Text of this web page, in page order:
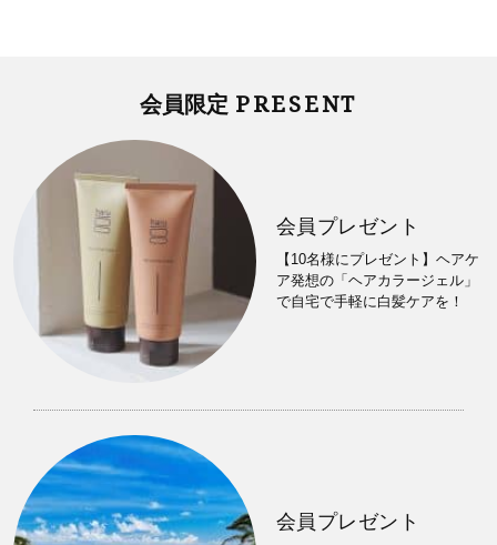
会員限定 PRESENT
会員プレゼント
【10名様にプレゼント】ヘアケ
ア発想の「ヘアカラージェル」
で自宅で手軽に白髪ケアを！
会員プレゼント